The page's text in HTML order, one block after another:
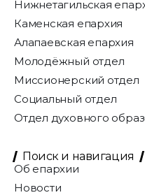
Нижнетагильская
Каменская епархия
Алапаевская епархия
Молодёжный отдел
Миссионерский отдел
Социальный отдел
Отдел духовного
Поиск и навигация
Об епархии
Новости